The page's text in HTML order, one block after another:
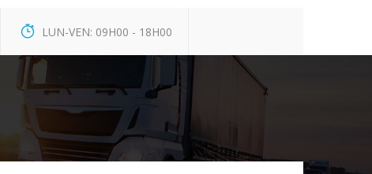
LUN-VEN: 09H00 - 18H00